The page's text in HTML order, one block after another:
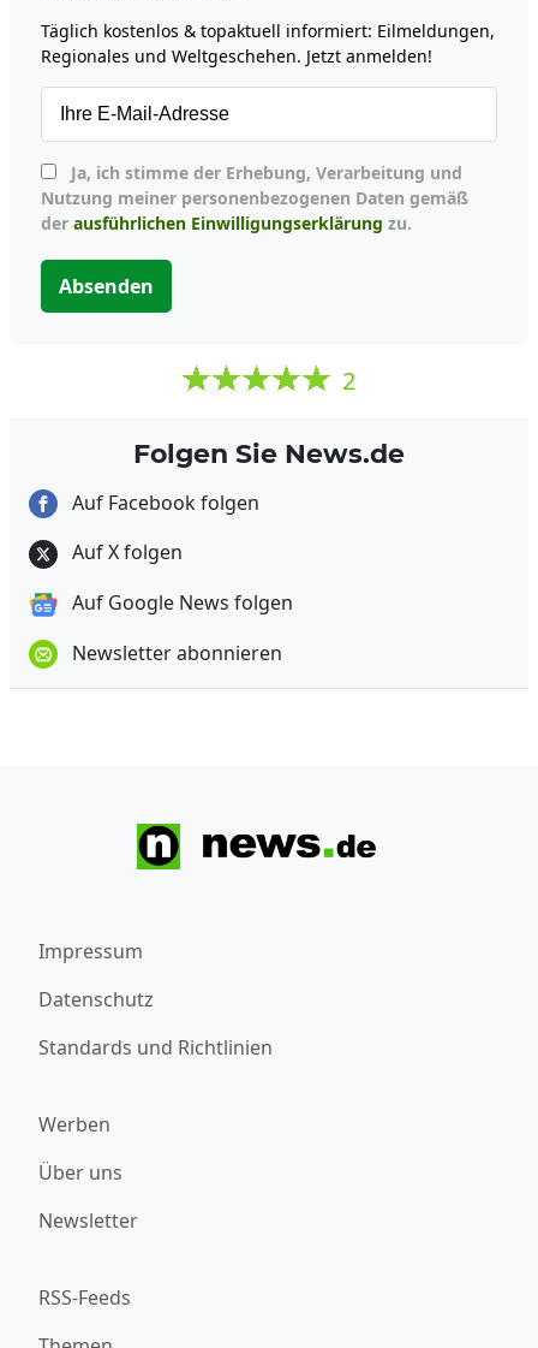
Täglich kostenlos & topaktuell informiert: Eilmeldungen,
Regionales und Weltgeschehen. Jetzt anmelden!
Nutzung meiner personenbezogenen Daten gemäß
der ausführlichen Einwilligungserklärung zu.
Absenden
2
Folgen Sie News.de
Auf Facebook folgen
Auf X folgen
Auf Google News folgen
Newsletter abonnieren
Impressum
Datenschutz
Standards und Richtlinien
Werben
Über uns
Newsletter
RSS-Feeds